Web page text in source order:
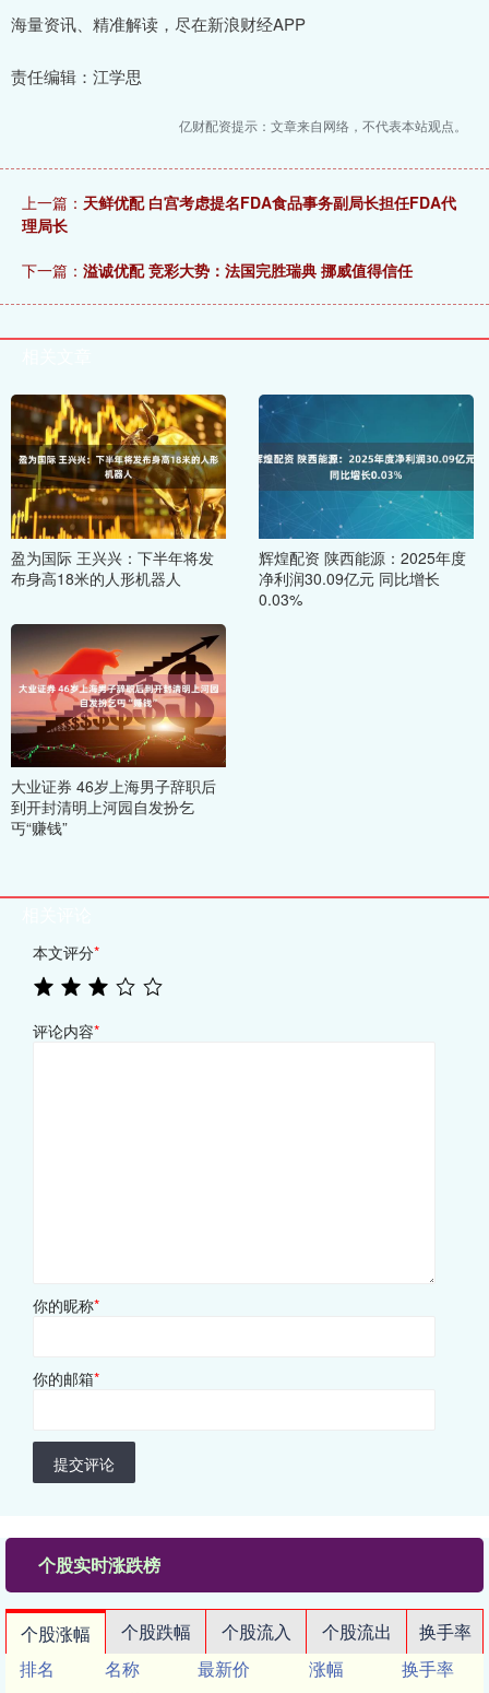
海量资讯、精准解读，尽在新浪财经APP
责任编辑：江学思
亿财配资提示：文章来自网络，不代表本站观点。
上一篇： 天鲜优配 白宫考虑提名FDA食品事务副局长担任FDA代
理局长
下一篇： 溢诚优配 竞彩大势：法国完胜瑞典 挪威值得信任
盈为国际 王兴兴：下半年将发
布身高18米的人形机器人
辉煌配资 陕西能源：2025年度
净利润30.09亿元 同比增长
0.03%
大业证券 46岁上海男子辞职后
到开封清明上河园自发扮乞
丐“赚钱”
本文评分*
评论内容*
你的昵称*
你的邮箱*
提交评论
个股实时涨跌榜
个股涨幅 个股跌幅 个股流入 个股流出
换手率
排名
名称 最新价 涨幅
换手率